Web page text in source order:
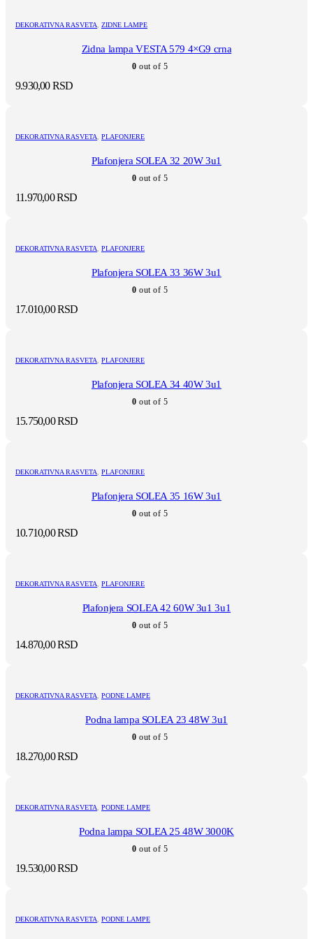
DEKORATIVNA RASVETA ZIDNE LAMPE
Zidna lampa VESTA 579 4×G9 crna
0 out of 5
9.930,00RSD
DEKORATIVNA RASVETA PLAFONJERE
Plafonjera SOLEA 32 20W 3u1
0 out of 5
11.970,00RSD
DEKORATIVNA RASVETA PLAFONJERE
Plafonjera SOLEA 33 36W 3u1
0 out of 5
17.010,00RSD
DEKORATIVNA RASVETA PLAFONJERE
Plafonjera SOLEA 34 40W 3u1
0 out of 5
15.750,00RSD
DEKORATIVNA RASVETA PLAFONJERE
Plafonjera SOLEA 35 16W 3u1
0 out of 5
10.710,00RSD
DEKORATIVNA RASVETA PLAFONJERE
Plafonjera SOLEA 42 60W 3u1 3u1
0 out of 5
14.870,00RSD
DEKORATIVNA RASVETA PODNE LAMPE
Podna lampa SOLEA 23 48W 3u1
0 out of 5
18.270,00RSD
DEKORATIVNA RASVETA PODNE LAMPE
Podna lampa SOLEA 25 48W 3000K
0 out of 5
19.530,00RSD
DEKORATIVNA RASVETA PODNE LAMPE